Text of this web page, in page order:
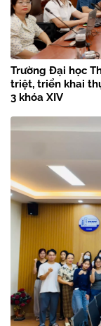
Trường Đại học
triệt, triển khai
3 khóa XIV